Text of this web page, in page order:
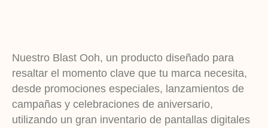
Nuestro Blast Ooh, un producto diseñado para
resaltar el momento clave que tu marca necesita,
desde promociones especiales, lanzamientos de
campañas y celebraciones de aniversario,
utilizando un gran inventario de pantallas digitales